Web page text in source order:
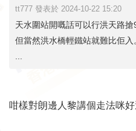
tt777 發表於 2024-10-22 15:20
天水圍站開嘅話可以行洪天路
但當然洪水橋輕鐵站就難比佢入
咁樣對朗邊人黎講個走法咪好